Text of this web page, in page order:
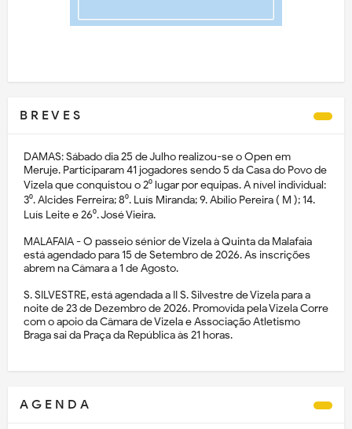
B R E V E S
DAMAS: Sábado dia 25 de Julho realizou-se o Open em
Meruje. Participaram 41 jogadores sendo 5 da Casa do Povo de
Vizela que conquistou o 2⁰ lugar por equipas. A nível individual:
3⁰. Alcides Ferreira; 8⁰. Luís Miranda; 9. Abílio Pereira ( M ); 14.
Luís Leite e 26⁰. José Vieira.
MALAFAIA - O passeio sénior de Vizela à Quinta da Malafaia
está agendado para 15 de Setembro de 2026. As inscrições
abrem na Câmara a 1 de Agosto.
S. SILVESTRE, está agendada a II S. Silvestre de Vizela para a
noite de 23 de Dezembro de 2026. Promovida pela Vizela Corre
com o apoio da Câmara de Vizela e Associação Atletismo
Braga sai da Praça da República às 21 horas.
A G E N D A